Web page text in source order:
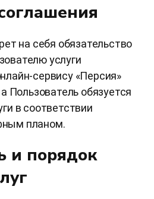
на себя обязательство
услуги
сервису «Персия»
Пользователь обязуется
в соответствии
планом.
и порядок